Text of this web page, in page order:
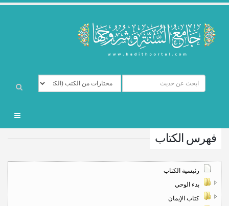
فهرس الكتاب
رئيسية الكتاب
بدء الوحي
كتاب الإيمان